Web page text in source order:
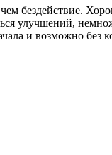
бездействие.
улучшений,
и возможно